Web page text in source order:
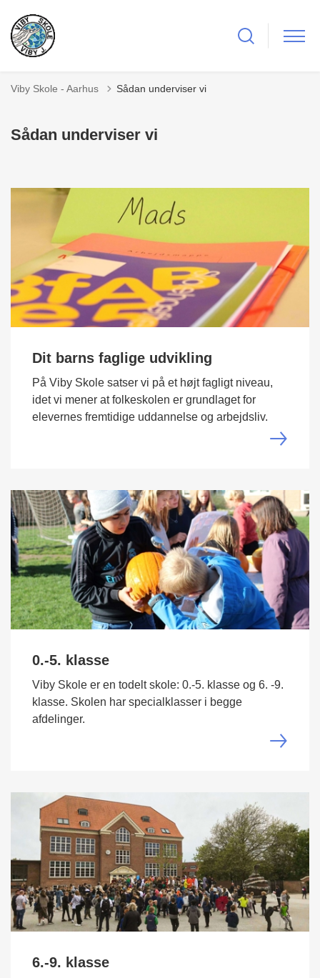
Viby Skole - Aarhus Sådan underviser vi
Sådan underviser vi
Dit barns faglige udvikling
På Viby Skole satser vi på et højt fagligt niveau,
idet vi mener at folkeskolen er grundlaget for
elevernes fremtidige uddannelse og arbejdsliv.
0.-5. klasse
Viby Skole er en todelt skole: 0.-5. klasse og 6. -9.
klasse. Skolen har specialklasser i begge
afdelinger.
6.-9. klasse